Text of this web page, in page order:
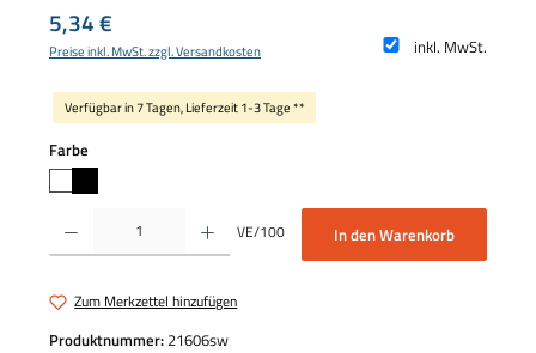
Regulärer Preis:
5,34 €
inkl. MwSt.
Preise inkl. MwSt. zzgl. Versandkosten
Verfügbar in 7 Tagen, Lieferzeit 1-3 Tage **
Farbe
Produkt Anzahl: Gib den gewünschten Wert ein oder benutze die Schaltflächen um
VE/100 In den Warenkorb
Zum Merkzettel hinzufügen
Produktnummer:21606sw